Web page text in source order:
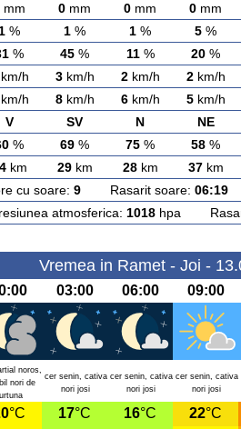
mm 0 mm 0 mm 0 mm
1 % 1 % 1 % 5 %
% 45 % 11% 20 %
h 3km/h 2km/h 2km/h
h 8km/h 6km/h 5km/h
V SV N NE
% 69 % 75 % 58 %
km 29km 28km 37km
cu soare: 9Rasarit soare: 06:19
atmosferica: 1018hpa
Vremea in Ramet - Joi -
03:00 06:00 09:00
noros,
nori de
cer senin, cativa
nori josi
cer senin, cativa
nori josi
cer senin, cativa
nori josi
°C 17°C 16°C 22°C